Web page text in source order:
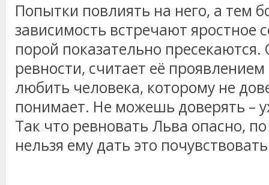
Попытки повлиять на него, а тем
зависимость встречают яростное
порой показательно
ревности, считает её
любить человека, которому не
понимает. Не можешь доверять –
Так что ревновать Льва опасно,
нельзя ему дать это